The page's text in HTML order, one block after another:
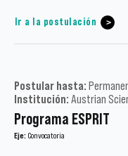
Ir a la postulación
Postular hasta:
Institución: Austrian
Programa ESPRIT
Eje: Convocatoria